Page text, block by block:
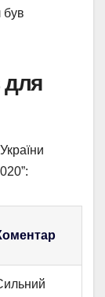
був
для